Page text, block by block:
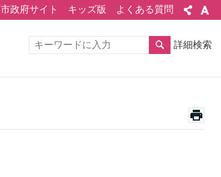
市政府サイト キッズ版 よくある質問
詳細検索